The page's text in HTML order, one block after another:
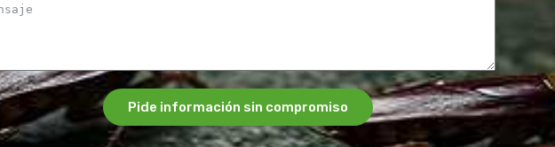
Pide información sin compromiso